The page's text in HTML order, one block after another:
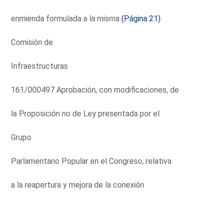
enmienda formulada a la misma(Página 21)
Comisión de
Infraestructuras
161/000497 Aprobación, con modificaciones, de
la Proposición no de Ley presentada por el
Grupo
Parlamentario Popular en el Congreso, relativa
a la reapertura y mejora de la conexión